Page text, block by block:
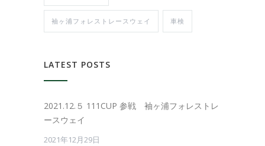
袖ヶ浦フォレストレースウェイ 車検
LATEST POSTS
2021.12.５ 111CUP 参戦 袖ヶ浦フォレストレ
ースウェイ
2021年12月29日